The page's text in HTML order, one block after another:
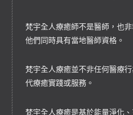
梵宇全人療癒師不是醫師，也
他們同時具有當地醫師資格。
梵宇全人療癒並不非任何醫療
代療癒實踐或服務。
梵宇全人療癒是基於能量淨化